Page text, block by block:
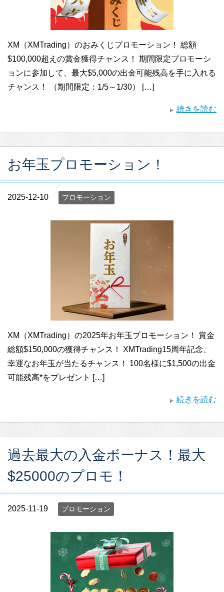
XM（XMTrading）のおみくじプロモーション！ 総額
$100,000超えの賞金獲得チャンス！ 期間限定プロモーシ
ョンに参加して、最大$5,000の出金可能残高を手に入れる
チャンス！ （期間限定：1/5～1/30） […]
続きを読む
お年玉プロモーション！
2025-12-10 プロモーション
XM（XMTrading）の2025年お年玉プロモーション！ 賞金
総額$150,000の獲得チャンス！ XMTrading15周年記念、
幸運なお年玉が当たるチャンス！ 100名様に$1,500の出金
可能残高*をプレゼント […]
続きを読む
過去最大の入金ボーナス！最大
$25000のプロモ！
2025-11-19 プロモーション